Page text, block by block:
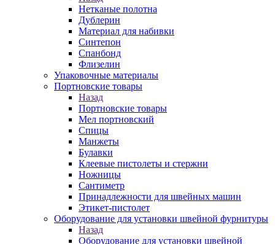
Нетканые полотна
Дублерин
Материал для набивки
Синтепон
Спанбонд
Флизелин
Упаковочные материалы
Портновские товары
Назад
Портновские товары
Мел портновский
Спицы
Манжеты
Булавки
Клеевые пистолеты и стержни
Ножницы
Сантиметр
Принадлежности для швейных машин
Этикет-пистолет
Оборудование для установки швейной фурнитуры
Назад
Оборудование для установки швейной